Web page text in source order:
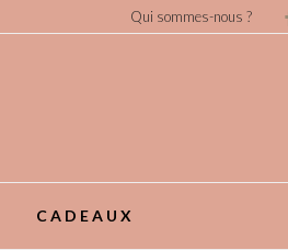
CADEAUX
Qui sommes-nous ?